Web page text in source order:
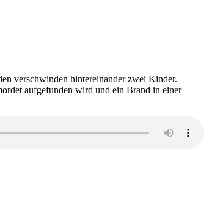
verschwinden hintereinander zwei Kinder.
aufgefunden wird und ein Brand in einer